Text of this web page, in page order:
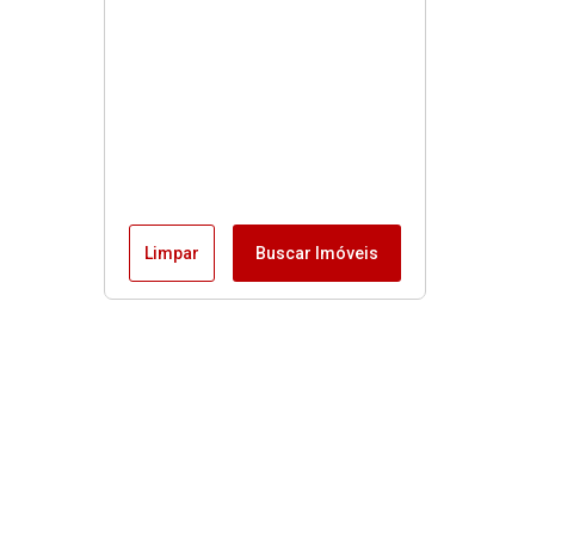
Limpar Buscar Imóveis